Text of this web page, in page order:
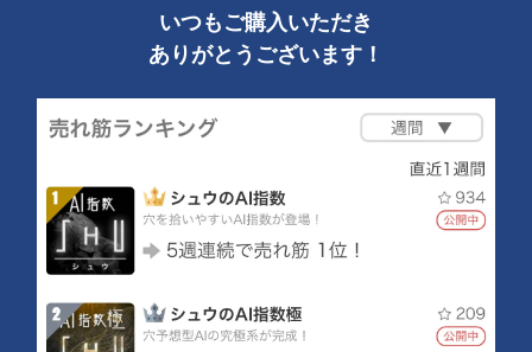
いつもご購入いただき
ありがとうございます！